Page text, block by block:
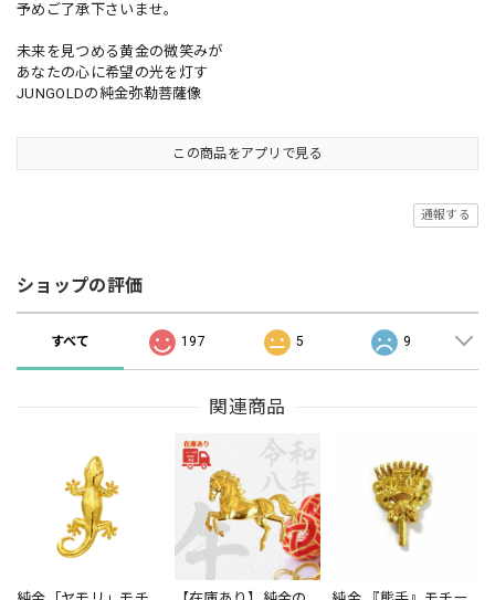
予めご了承下さいませ。
未来を見つめる黄金の微笑みが
あなたの心に希望の光を灯す
JUNGOLDの純金弥勒菩薩像
この商品をアプリで見る
通報する
ショップの評価
すべて 197 5 9
関連商品